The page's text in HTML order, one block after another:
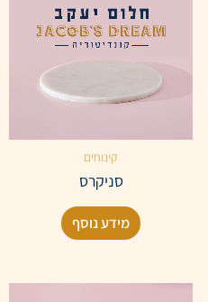
קינוחים
סניקרס
מידע נוסף